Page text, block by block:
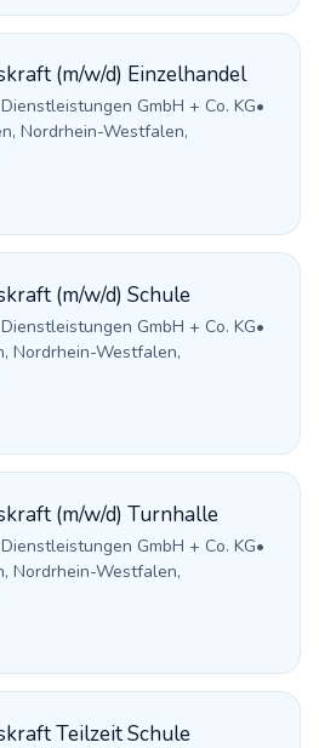
(m/w/d) Einzelhandel
GmbH + Co. KG•
Nordrhein-Westfalen,
(m/w/d) Schule
GmbH + Co. KG•
Nordrhein-Westfalen,
(m/w/d) Turnhalle
GmbH + Co. KG•
Nordrhein-Westfalen,
Teilzeit Schule